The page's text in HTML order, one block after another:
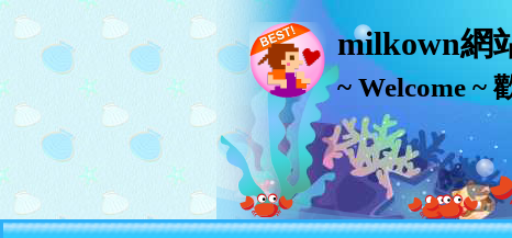
milkown網
~ Welcome ~